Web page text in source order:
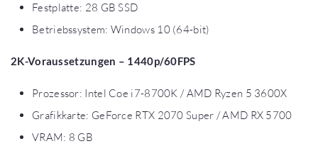
Festplatte: 28 GB SSD
Betriebssystem: Windows 10 (64-bit)
2K-Voraussetzungen – 1440p/60FPS
Prozessor: Intel Coe i7-8700K / AMD Ryzen 5 3600X
Grafikkarte: GeForce RTX 2070 Super / AMD RX 5700
VRAM: 8 GB